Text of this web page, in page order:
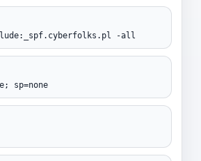
-all
sp=none